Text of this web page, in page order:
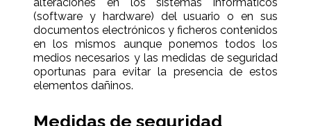
(software y hardware) del usuario o en sus
documentos electrónicos y ficheros contenidos
en los mismos aunque ponemos todos los
medios necesarios y las medidas de seguridad
oportunas para evitar la presencia de estos
elementos dañinos.
Medidas de seguridad